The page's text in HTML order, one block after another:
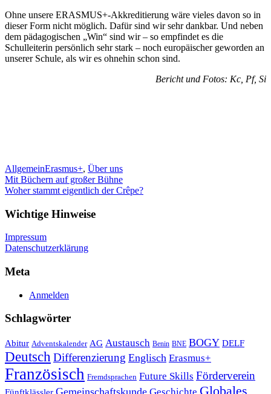
Ohne unsere ERASMUS+-Akkreditierung wäre vieles davon so in
dieser Form nicht möglich. Dafür sind wir sehr dankbar. Und neben
dem pädagogischen „Win“ sind wir – so empfindet es die
Schulleiterin persönlich sehr stark – noch europäischer geworden an
unserer Schule, als wir es ohnehin schon sind.
Bericht und Fotos: Kc, Pf, Si
AllgemeinErasmus+, Über uns
Beitragsnavigation
Mit Büchern auf großer Bühne
Woher stammt eigentlich der Crêpe?
Wichtige Hinweise
Impressum
Datenschutzerklärung
Meta
Anmelden
Schlagwörter
Abitur Adventskalender AG Austausch Benin BNE BOGY DELF
DeutschDifferenzierung Englisch Erasmus+
Französisch Fremdsprachen Future Skills Förderverein
Globales